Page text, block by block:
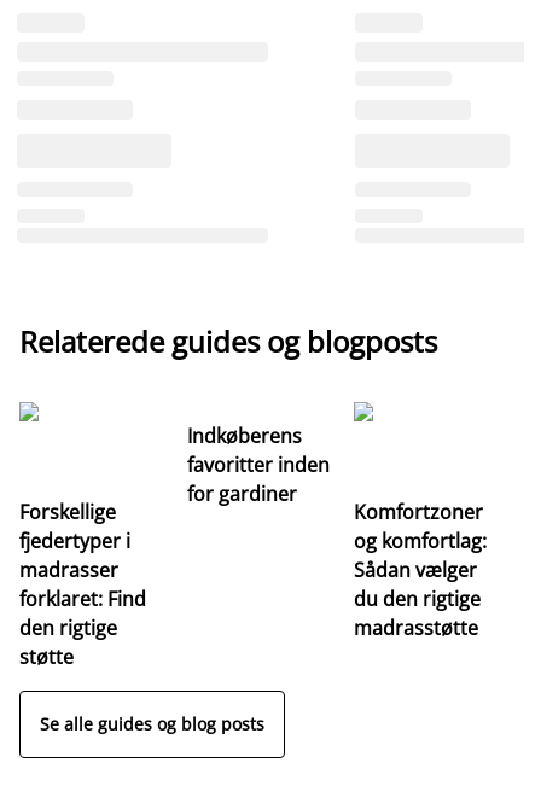
Relaterede guides og blogposts
Forskellige
fjedertyper i
madrasser
forklaret: Find
den rigtige
støtte
Indkøberens
favoritter inden
for gardiner
Komfortzoner
og komfortlag:
Sådan vælger
du den rigtige
madrasstøtte
Se alle guides og blog posts